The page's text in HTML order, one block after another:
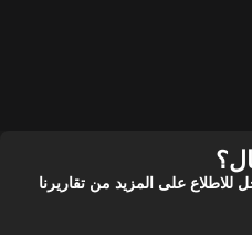
على المزيد من تقاريرنا